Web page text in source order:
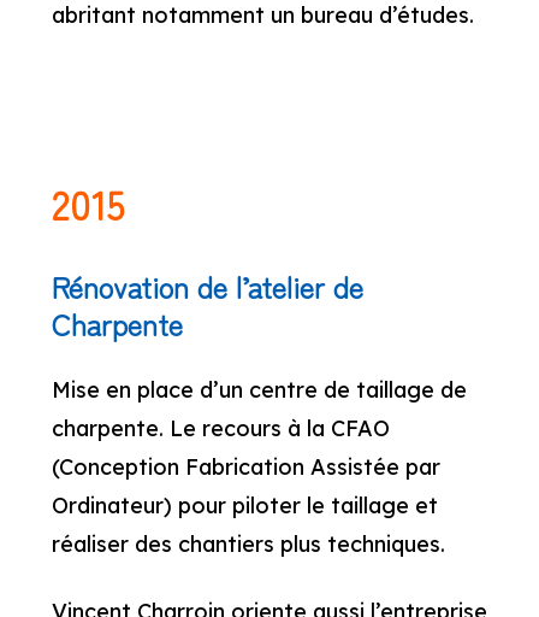
abritant notamment un bureau d’études.
2015
Rénovation de l’atelier de
Charpente
Mise en place d’un centre de taillage de
charpente. Le recours à la CFAO
(Conception Fabrication Assistée par
Ordinateur) pour piloter le taillage et
réaliser des chantiers plus techniques.